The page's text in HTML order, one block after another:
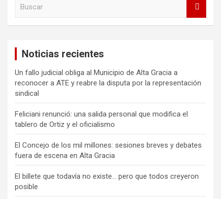
Noticias recientes
Un fallo judicial obliga al Municipio de Alta Gracia a
reconocer a ATE y reabre la disputa por la representación
sindical
Feliciani renunció: una salida personal que modifica el
tablero de Ortiz y el oficialismo
El Concejo de los mil millones: sesiones breves y debates
fuera de escena en Alta Gracia
El billete que todavía no existe… pero que todos creyeron
posible